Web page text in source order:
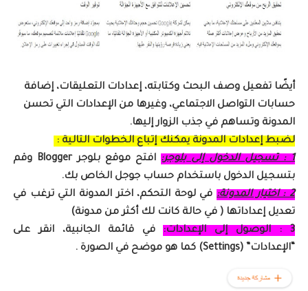
أيضًا تفعيل وصف البحث وكتابته، إعدادات التعليقات، إضافة
حسابات التواصل الاجتماعي، وغيرها من الإعدادات التي تحسن
المدونة وتساهم في جذب الزوار إليها.
لضبط إعدادات المدونة يمكنك إتباع الخطوات التالية :
1 : تسجيل الدخول إلى بلوجر:
افتح موقع بلوجر Blogger وقم
بتسجيل الدخول باستخدام حساب جوجل الخاص بك.
2 : اختيار المدونة:
في لوحة التحكم، اختر المدونة التي ترغب في
تعديل إعداداتها ( في حالة كانت لك أكثر من مدونة)
3 : الوصول إلى الإعدادات:
في قائمة الجانبية، انقر على
“الإعدادات” (Settings) كما هو موضح في الصورة .